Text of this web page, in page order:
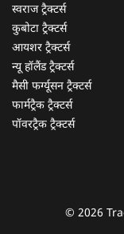
स्वराज ट्रैक्टर्स
कुबोटा ट्रैक्टर्स
आयशर ट्रैक्टर्स
न्यू हॉलैंड ट्रैक्टर्स
मैसी फर्ग्यूसन ट्रैक्टर्स
फार्मट्रैक ट्रैक्टर्स
पॉवरट्रैक ट्रैक्टर्स
© 2026